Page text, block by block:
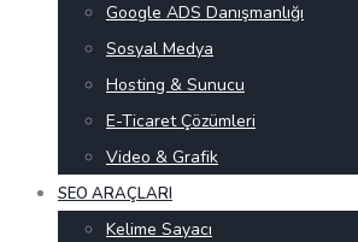
Google ADS Danışmanlığı
Sosyal Medya
Hosting & Sunucu
E-Ticaret Çözümleri
Video & Grafik
SEO ARAÇLARI
Kelime Sayacı